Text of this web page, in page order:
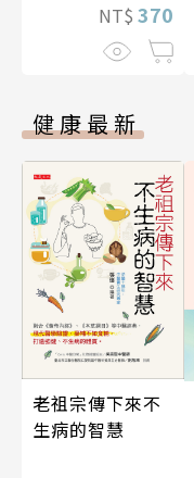
NT$ 370
健康最新
老祖宗傳下來不
生病的智慧